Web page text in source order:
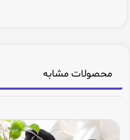
محصولات مشابه